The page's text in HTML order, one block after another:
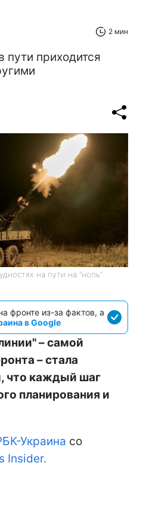
2 мин
приходится
на пути на "ноль"
фронте из-за фактов, а
в Google
– самой
– стала
что каждый шаг
планирования и
Украина со
Insider.